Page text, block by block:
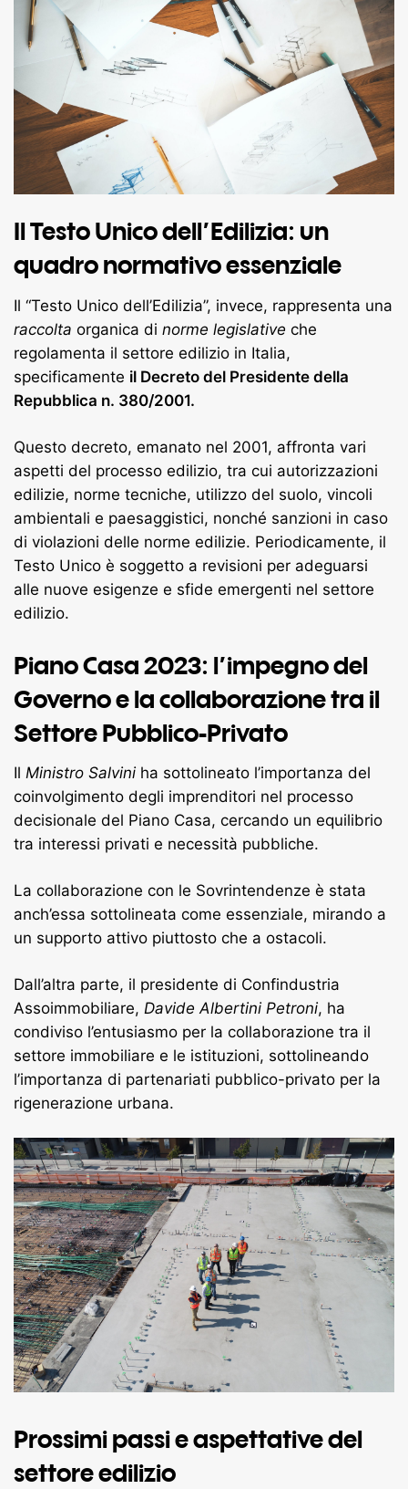
Il Testo Unico dell’Edilizia: un
quadro normativo essenziale
Il “Testo Unico dell’Edilizia”, invece, rappresenta una
raccolta organica di norme legislative che
regolamenta il settore edilizio in Italia,
specificamente il Decreto del Presidente della
Repubblica n. 380/2001.
Questo decreto, emanato nel 2001, affronta vari
aspetti del processo edilizio, tra cui autorizzazioni
edilizie, norme tecniche, utilizzo del suolo, vincoli
ambientali e paesaggistici, nonché sanzioni in caso
di violazioni delle norme edilizie. Periodicamente, il
Testo Unico è soggetto a revisioni per adeguarsi
alle nuove esigenze e sfide emergenti nel settore
edilizio.
Piano Casa 2023: l’impegno del
Governo e la collaborazione tra il
Settore Pubblico-Privato
Il Ministro Salviniha sottolineato l’importanza del
coinvolgimento degli imprenditori nel processo
decisionale del Piano Casa, cercando un equilibrio
tra interessi privati e necessità pubbliche.
La collaborazione con le Sovrintendenze è stata
anch’essa sottolineata come essenziale, mirando a
un supporto attivo piuttosto che a ostacoli.
Dall’altra parte, il presidente di Confindustria
Assoimmobiliare, Davide Albertini Petroni, ha
condiviso l’entusiasmo per la collaborazione tra il
settore immobiliare e le istituzioni, sottolineando
l’importanza di partenariati pubblico-privato per la
rigenerazione urbana.
Prossimi passi e aspettative del
settore edilizio